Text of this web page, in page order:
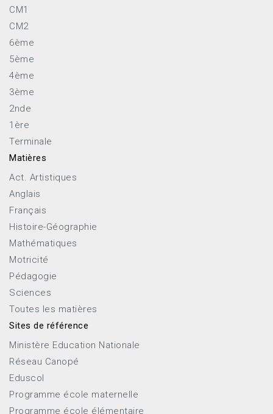
CM1
CM2
6ème
5ème
4ème
3ème
2nde
1ère
Terminale
Matières
Act. Artistiques
Anglais
Français
Histoire-Géographie
Mathématiques
Motricité
Pédagogie
Sciences
Toutes les matières
Sites de référence
Ministère Education Nationale
Réseau Canopé
Eduscol
Programme école maternelle
Programme école élémentaire